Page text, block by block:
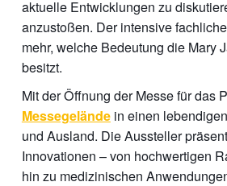
aktuelle Entwicklungen zu
anzustoßen. Der intensive
mehr, welche Bedeutung die Mary
besitzt.
Mit der Öffnung der Messe für das
Messegeländein einen
und Ausland. Die Aussteller
Innovationen – von hochwertigen
hin zu medizinischen